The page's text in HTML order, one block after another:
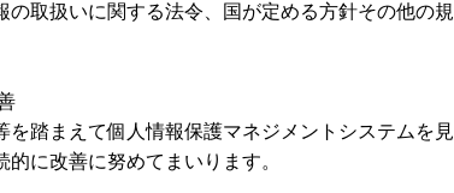
取扱いに関する法令、国が定める方針その他の規
踏まえて個人情報保護マネジメントシステムを見
に改善に努めてまいります。